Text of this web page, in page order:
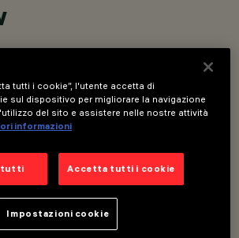
elevato indice di resa cromatica -
controllata L < 3000 cd/mq - UGR
ambienti con uso di videoterminali.
in PMMA composto da riflettore
in combinazione con
e schermo diffusore - una cover
tutti i cookie”, l'utente accetta di
sul dispositivo per migliorare la navigazione
del sito e assistere nelle nostre attività
informazioni
tutti Accetta tutti i cookie
Impostazioni cookie